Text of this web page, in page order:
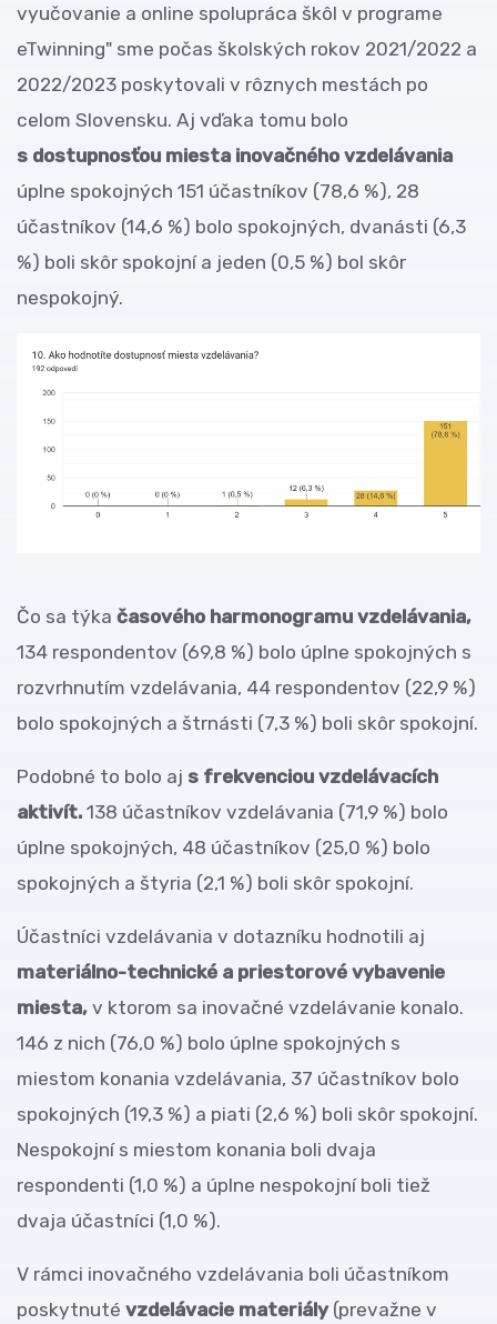
vyučovanie a online spolupráca škôl v programe
eTwinning" sme počas školských rokov 2021/2022 a
2022/2023 poskytovali v rôznych mestách po
celom Slovensku. Aj vďaka tomu bolo
s dostupnosťou miesta inovačného vzdelávania
úplne spokojných 151 účastníkov (78,6 %), 28
účastníkov (14,6 %) bolo spokojných, dvanásti (6,3
%) boli skôr spokojní a jeden (0,5 %) bol skôr
nespokojný.
Čo sa týka časového harmonogramu vzdelávania,
134 respondentov (69,8 %) bolo úplne spokojných s
rozvrhnutím vzdelávania, 44 respondentov (22,9 %)
bolo spokojných a štrnásti (7,3 %) boli skôr spokojní.
Podobné to bolo aj s frekvenciou vzdelávacích
aktivít. 138 účastníkov vzdelávania (71,9 %) bolo
úplne spokojných, 48 účastníkov (25,0 %) bolo
spokojných a štyria (2,1 %) boli skôr spokojní.
Účastníci vzdelávania v dotazníku hodnotili aj
materiálno-technické a priestorové vybavenie
miesta, v ktorom sa inovačné vzdelávanie konalo.
146 z nich (76,0 %) bolo úplne spokojných s
miestom konania vzdelávania, 37 účastníkov bolo
spokojných (19,3 %) a piati (2,6 %) boli skôr spokojní.
Nespokojní s miestom konania boli dvaja
respondenti (1,0 %) a úplne nespokojní boli tiež
dvaja účastníci (1,0 %).
V rámci inovačného vzdelávania boli účastníkom
poskytnuté vzdelávacie materiály (prevažne v